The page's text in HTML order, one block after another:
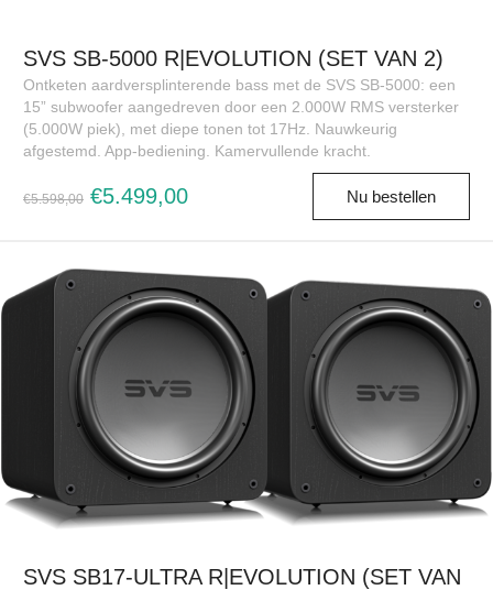
SVS SB-5000 R|EVOLUTION (SET VAN 2)
Ontketen aardversplinterende bass met de SVS SB-5000: een
15” subwoofer aangedreven door een 2.000W RMS versterker
(5.000W piek), met diepe tonen tot 17Hz. Nauwkeurig
afgestemd. App-bediening. Kamervullende kracht.
€5.598,00 €5.499,00 Nu bestellen
SVS SB17-ULTRA R|EVOLUTION (SET VAN